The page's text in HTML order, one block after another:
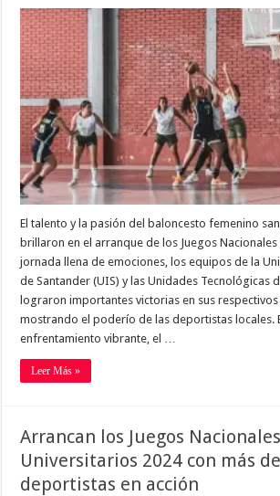
El talento y la pasión del baloncesto femenino
brillaron en el arranque de los Juegos Nacionales
jornada llena de emociones, los equipos de la
de Santander (UIS) y las Unidades Tecnológicas
lograron importantes victorias en sus respectivos
mostrando el poderío de las deportistas locales.
enfrentamiento vibrante, el …
Leer Más »
Arrancan los Juegos Nacionales
Universitarios 2024 con más
deportistas en acción